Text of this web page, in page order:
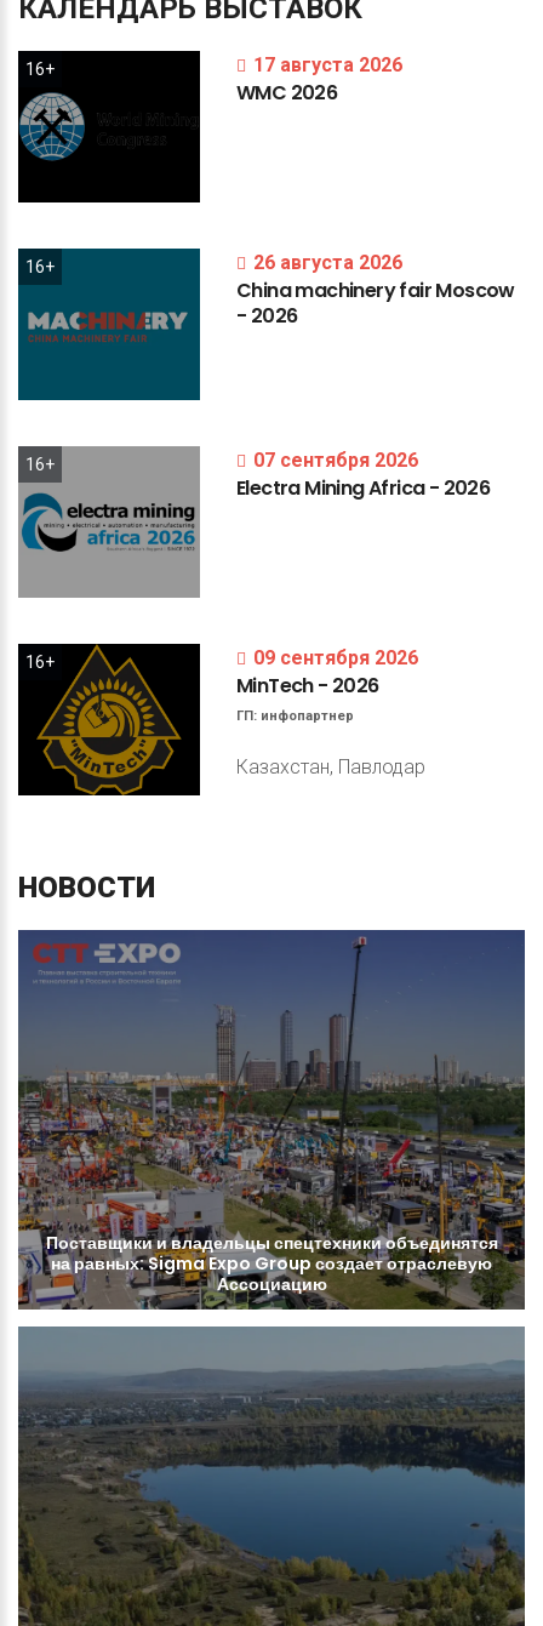
КАЛЕНДАРЬ ВЫСТАВОК
16+ 17 августа 2026
WMC 2026
16+ 26 августа 2026
ChinamachineryfairMoscow
- 2026
16+ 07 сентября 2026
ElectraMiningAfrica- 2026
16+ 09 сентября 2026
MinTech- 2026
ГП: инфопартнер
Казахстан, Павлодар
НОВОСТИ
Поставщикиивладельцыспецтехникиобъединятся
наравных:SigmaExpoGroup создаетотраслевую
Ассоциацию